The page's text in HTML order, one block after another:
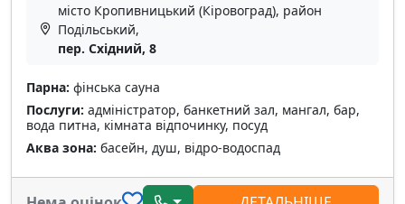
місто Кропивницький (Кіровоград), район
Подільський,
пер. Східний, 8
Парна: фінська сауна
Послуги: адміністратор, банкетний зал, мангал, бар,
вода питна, кімната відпочинку, посуд
Аква зона: басейн, душ, відро-водоспад